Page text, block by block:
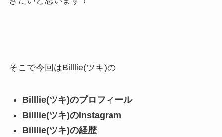
そこで今回はBilllie(ツキ)の
Billlie(ツキ)のプロフィール
Billlie(ツキ)のInstagram
Billlie(ツキ)の経歴